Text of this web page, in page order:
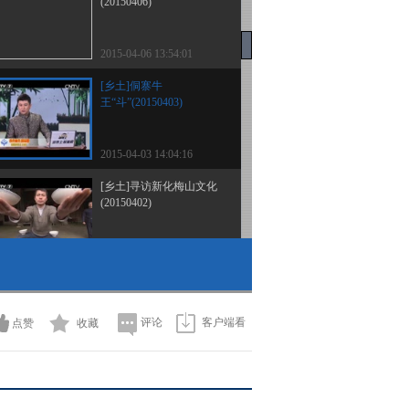
2015-04-06 13:54:01
[乡土]侗寨牛
王“斗”(20150403)
2015-04-03 14:04:16
[乡土]寻访新化梅山文化
(20150402)
2015-04-01 14:45:00
[乡土]盘县行(20150331)
点赞 收藏 评论 客户端看